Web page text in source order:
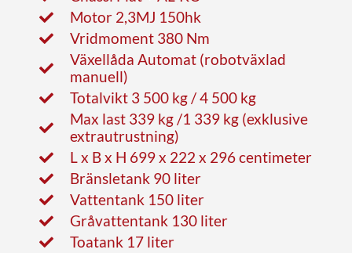
Motor 2,3MJ 150hk
Vridmoment 380 Nm
Växellåda Automat (robotväxlad
manuell)
Totalvikt 3 500 kg / 4 500 kg
Max last 339 kg /1 339 kg (exklusive
extrautrustning)
L x B x H 699 x 222 x 296 centimeter
Bränsletank 90 liter
Vattentank 150 liter
Gråvattentank 130 liter
Toatank 17 liter